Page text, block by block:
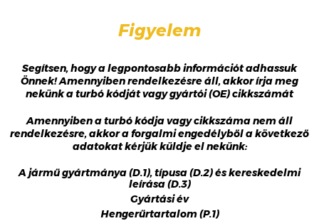
Figyelem
Segítsen, hogy a legpontosabb információt adhassuk
Önnek! Amennyiben rendelkezésre áll, akkor írja meg
nekünk a turbó kódját vagy gyártói (OE) cikkszámát
Amennyiben a turbó kódja vagy cikkszáma nem áll
rendelkezésre, akkor a forgalmi engedélyből a következő
adatokat kérjük küldje el nekünk:
A jármű gyártmánya (D.1), típusa (D.2) és kereskedelmi
leírása (D.3)
Gyártási év
Hengerűrtartalom (P.1)